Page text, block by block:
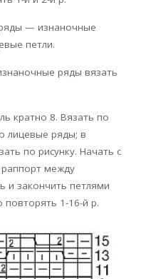
— изнаночные
петли.
ряды вязать
кратно 8. Вязать по
лицевые ряды; в
по рисунку. Начать с
раппорт между
и закончить петлями
повторять 1-16-й р.